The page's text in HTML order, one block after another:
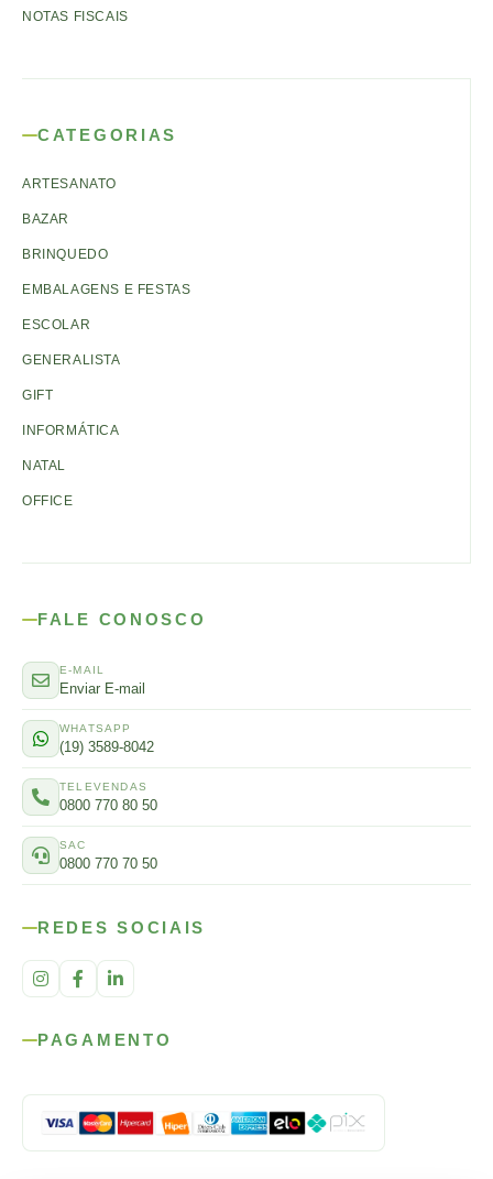
NOTAS FISCAIS
CATEGORIAS
ARTESANATO
BAZAR
BRINQUEDO
EMBALAGENS E FESTAS
ESCOLAR
GENERALISTA
GIFT
INFORMÁTICA
NATAL
OFFICE
FALE CONOSCO
E-MAIL
Enviar E-mail
WHATSAPP
(19) 3589-8042
TELEVENDAS
0800 770 80 50
SAC
0800 770 70 50
REDES SOCIAIS
PAGAMENTO